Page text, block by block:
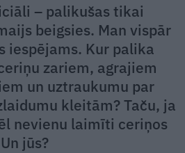
– palikušas tikai
beigsies. Man vispār
iespējams. Kur palika
zariem, agrajiem
un uztraukumu par
kleitām? Taču, ja
nevienu laimīti ceriņos
jūs?